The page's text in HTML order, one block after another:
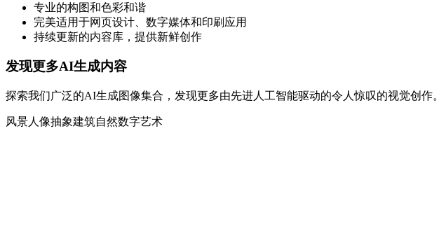
专业的构图和色彩和谐
完美适用于网页设计、数字媒体和印刷应用
持续更新的内容库，提供新鲜创作
发现更多AI生成内容
探索我们广泛的AI生成图像集合，发现更多由先进人工智能驱动的令人惊叹的视觉创作。
风景人像抽象建筑自然数字艺术